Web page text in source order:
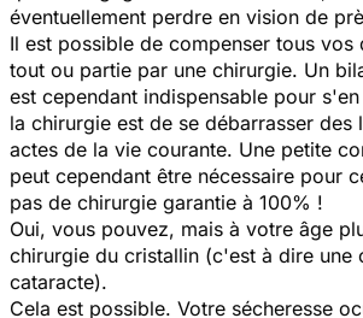
éventuellement perdre en vision de
Il est possible de compenser tous vos
tout ou partie par une chirurgie. Un
est cependant indispensable pour
la chirurgie est de se débarrasser des
actes de la vie courante. Une petite
peut cependant être nécessaire pour
pas de chirurgie garantie à 100% !
Oui, vous pouvez, mais à votre âge
chirurgie du cristallin (c'est à dire une
cataracte).
Cela est possible. Votre sécheresse